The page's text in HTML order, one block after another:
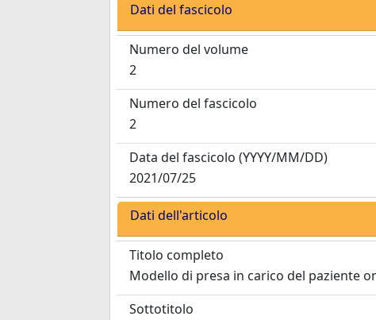
Dati del fascicolo
Numero del volume
2
Numero del fascicolo
2
Data del fascicolo (YYYY/MM/DD)
2021/07/25
Dati dell'articolo
Titolo completo
Modello di presa in carico del paziente
Sottotitolo